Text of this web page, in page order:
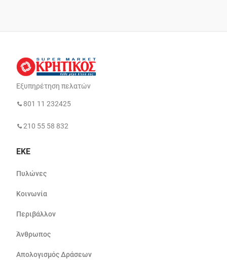
Εξυπηρέτηση πελατών
801 11 232425
210 55 58 832
ΕΚΕ
Πυλώνες
Κοινωνία
Περιβάλλον
Άνθρωπος
Απολογισμός Δράσεων